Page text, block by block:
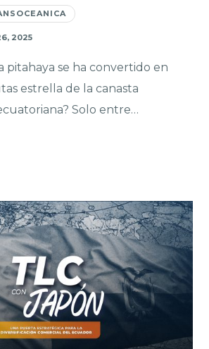
2025
pitahaya se ha convertido en
estrella de la canasta
Solo entre…